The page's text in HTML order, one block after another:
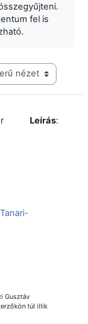
fel is
szintű navigáció
Leírás:
Gusztáv
túl illik